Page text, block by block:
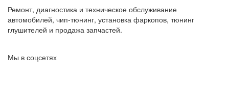
Ремонт, диагностика и техническое обслуживание
автомобилей, чип-тюнинг, установка фаркопов, тюнинг
глушителей и продажа запчастей.
Мы в соцсетях